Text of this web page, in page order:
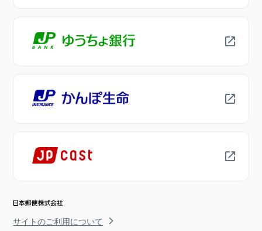
サイトのご利用について